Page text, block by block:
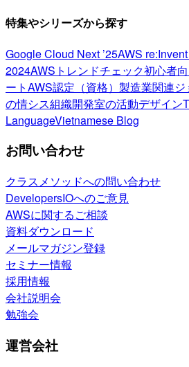
特集やシリーズから探す
Google Cloud Next ’25AWS
2024AWSトレンドチェック初心者
ートAWS認定（資格） 製造業関連
の情シス組織開発室の活動デザイン
LanguageVietnamese Blog
お問い合わせ
クラスメソッドへの問い合わせ
DevelopersIOへのご意見
AWSに関するご相談
資料ダウンロード
メールマガジン登録
セミナー情報
採用情報
会社説明会
勉強会
運営会社